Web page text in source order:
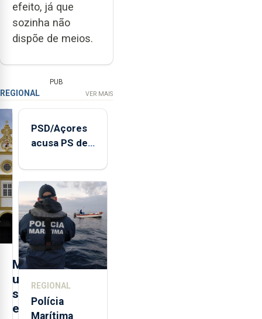
efeito, já que
sozinha não
dispõe de meios.
PUB
REGIONAL VER MAIS
M
u
s
e
PSD/Açores
acusa PS de
contraditória"
sobre
evolução
turística
REGIONAL
Polícia
Marítima